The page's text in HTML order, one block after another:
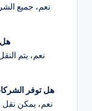
نعم، جميع
نعم، يتم
27. هل توفر
نعم، يمكن نقل